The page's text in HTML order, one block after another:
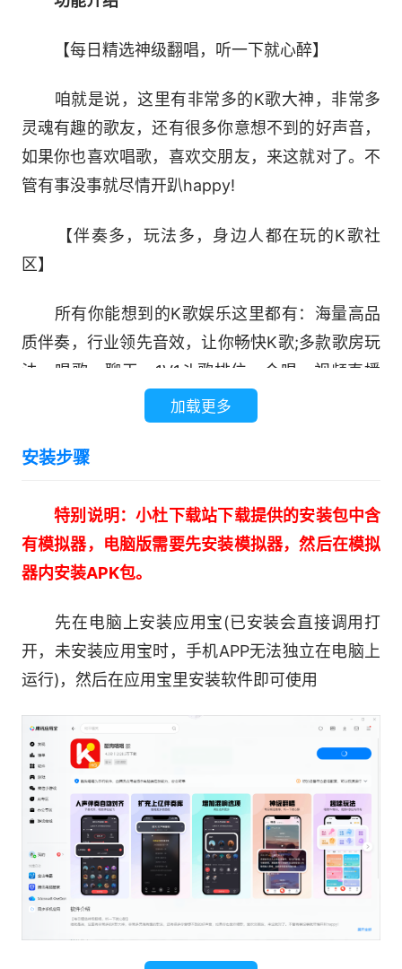
【每日精选神级翻唱，听一下就心醉】
咱就是说，这里有非常多的K歌大神，非常多
灵魂有趣的歌友，还有很多你意想不到的好声音，
如果你也喜欢唱歌，喜欢交朋友，来这就对了。不
管有事没事就尽情开趴happy!
【伴奏多，玩法多，身边人都在玩的K歌社
区】
所有你能想到的K歌娱乐这里都有：海量高品
质伴奏，行业领先音效，让你畅快K歌;多款歌房玩
法，唱歌、聊天、1V1斗歌排位、合唱、视频直播
等多种玩法让你尽情娱乐。唱歌、交友、玩游戏，
承包你所有欢乐。
可以根据你当前真实的唱歌水平，制定体系
化、专业化练唱课程，坚持完成每日练唱计划，即
可快速掌握K歌技巧，唱歌悄悄变好听，随口唱出
好歌声。
【多元活动运营，娱乐氛围拉满】
定期K歌活动、娱乐游戏、家族联谊会、房间
PK赛、星座生日会、歌王争霸赛等多元活动全年
陪伴。娱乐大过天K歌皆可玩，如果你有想法还可
参与官方活动策划，一起happy。
加载更多
安装步骤
特别说明：小杜下载站下载提供的安装包中含
有模拟器，电脑版需要先安装模拟器，然后在模拟
器内安装APK包。
先在电脑上安装应用宝(已安装会直接调用打
开，未安装应用宝时，手机APP无法独立在电脑上
运行)，然后在应用宝里安装软件即可使用